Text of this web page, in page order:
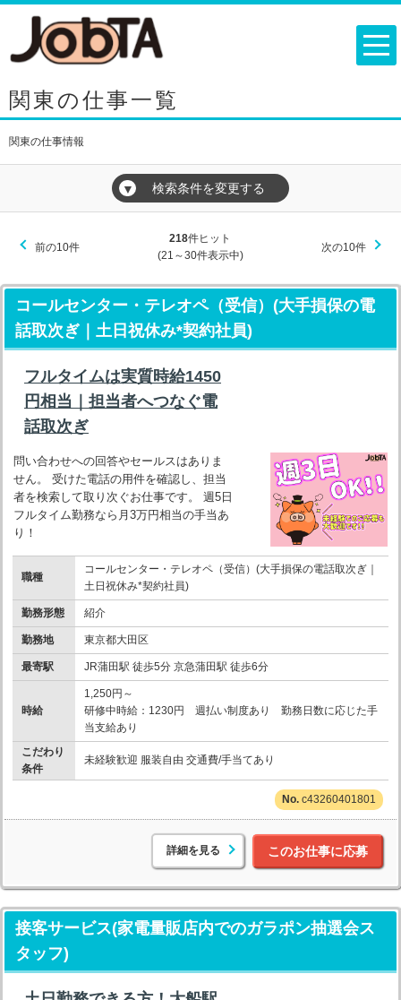
関東の仕事一覧
関東の仕事情報
▼ 検索条件を変更する
前の10件
218件ヒット
(21～30件表示中)
次の10件
コールセンター・テレオペ（受信）(大手損保の電
話取次ぎ｜土日祝休み*契約社員)
フルタイムは実質時給1450
円相当｜担当者へつなぐ電
話取次ぎ
問い合わせへの回答やセールスはありま
せん。 受けた電話の用件を確認し、担当
者を検索して取り次ぐお仕事です。 週5日
フルタイム勤務なら月3万円相当の手当あ
り！
職種
コールセンター・テレオペ（受信）(大手損保の電話取次ぎ｜
土日祝休み*契約社員)
勤務形態 紹介
勤務地 東京都大田区
最寄駅 JR蒲田駅 徒歩5分 京急蒲田駅 徒歩6分
時給
1,250円～
研修中時給：1230円 週払い制度あり 勤務日数に応じた手
当支給あり
こだわり
条件
未経験歓迎 服装自由 交通費/手当てあり
c43260401801
詳細を見る このお仕事に応募
接客サービス(家電量販店内でのガラポン抽選会ス
タッフ)